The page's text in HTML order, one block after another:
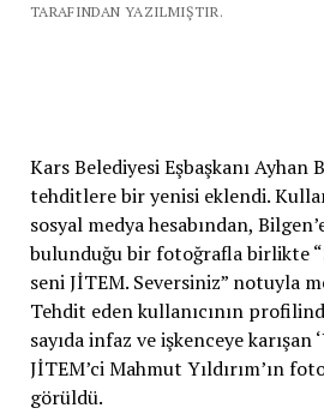
TARAFINDAN YAZILMIŞTIR.
Kars Belediyesi Eşbaşkanı Ayhan
tehditlere bir yenisi eklendi.
sosyal medya hesabından,
bulunduğu bir fotoğrafla birlikte
seni JİTEM. Seversiniz” notuyla
Tehdit eden kullanıcının
sayıda infaz ve işkenceye karışan
JİTEM’ci Mahmut Yıldırım’ın
görüldü.